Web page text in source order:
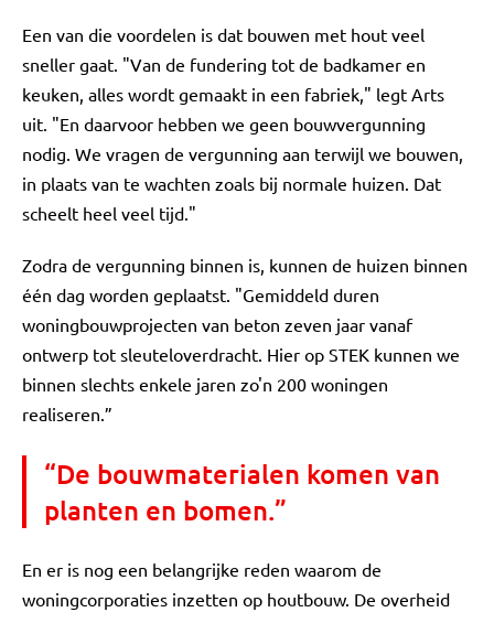
Een van die voordelen is dat bouwen met hout veel
sneller gaat. "Van de fundering tot de badkamer en
keuken, alles wordt gemaakt in een fabriek," legt Arts
uit. "En daarvoor hebben we geen bouwvergunning
nodig. We vragen de vergunning aan terwijl we bouwen,
in plaats van te wachten zoals bij normale huizen. Dat
scheelt heel veel tijd."
Zodra de vergunning binnen is, kunnen de huizen binnen
één dag worden geplaatst. "Gemiddeld duren
woningbouwprojecten van beton zeven jaar vanaf
ontwerp tot sleuteloverdracht. Hier op STEK kunnen we
binnen slechts enkele jaren zo'n 200 woningen
realiseren.”
“De bouwmaterialen komen van
planten en bomen.”
En er is nog een belangrijke reden waarom de
woningcorporaties inzetten op houtbouw. De overheid